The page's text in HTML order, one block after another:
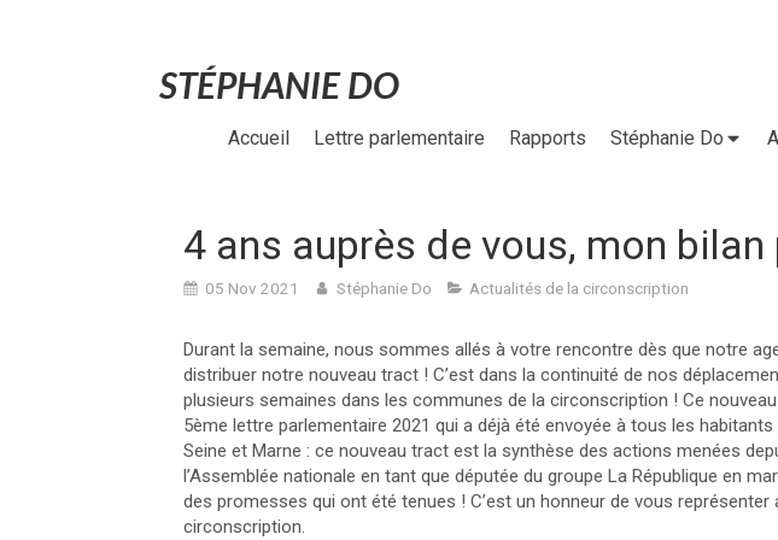
STÉPHANIE DO
Accueil Lettre parlementaire Rapports Stéphanie Do
4 ans auprès de vous, mon bilan
05 Nov 2021 Stéphanie Do Actualités de la circonscription
Durant la semaine, nous sommes allés à votre rencontre dès que notre
distribuer notre nouveau tract ! C’est dans la continuité de nos
plusieurs semaines dans les communes de la circonscription ! Ce
5ème lettre parlementaire 2021 qui a déjà été envoyée à tous les
Seine et Marne : ce nouveau tract est la synthèse des actions menées
l’Assemblée nationale en tant que députée du groupe La République en
des promesses qui ont été tenues ! C’est un honneur de vous représenter
circonscription.